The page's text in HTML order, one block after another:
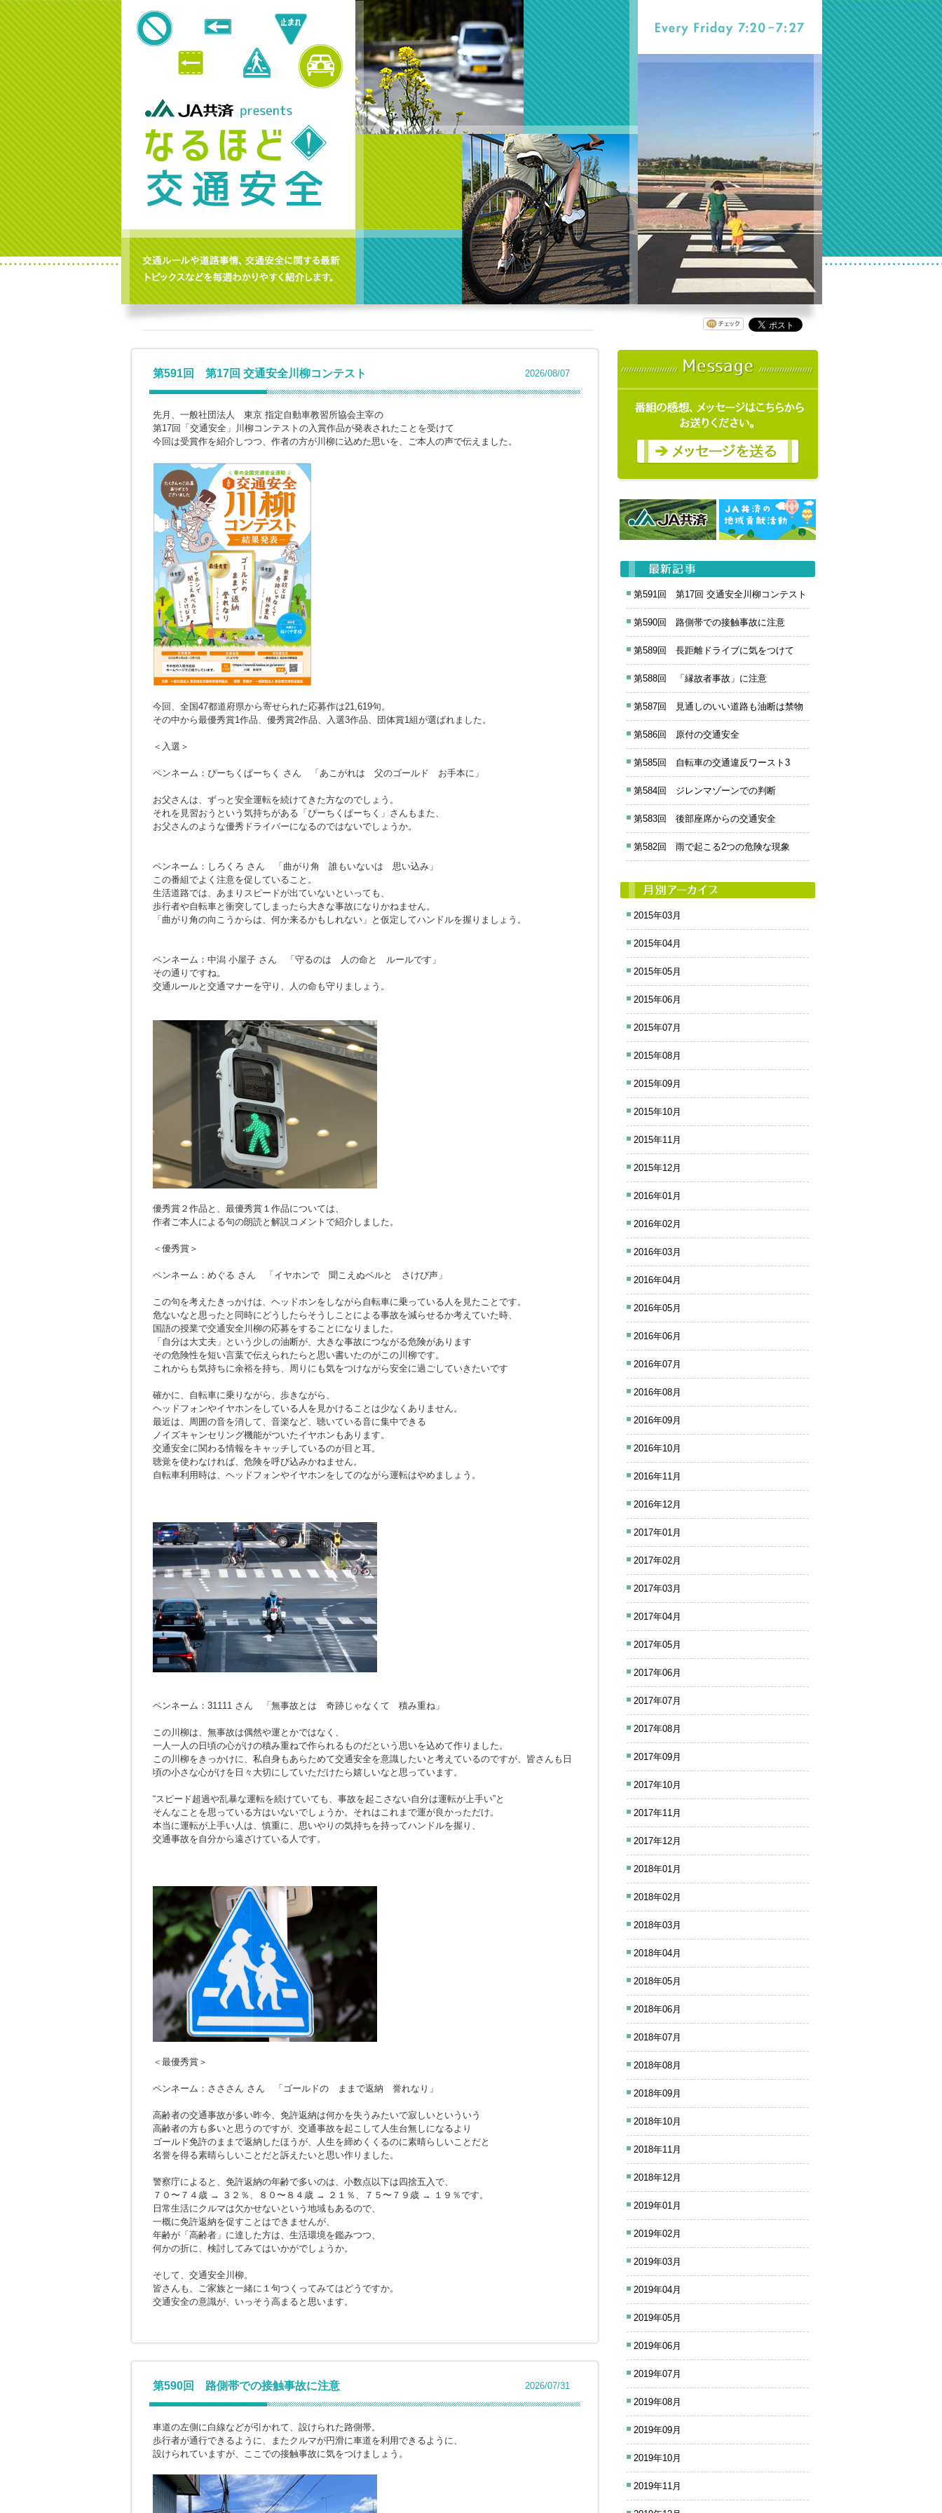
第591回 第17回 交通安全川柳コンテスト 2026/08/07
先月、一般社団法人 東京 指定自動車教習所協会主宰の
第17回「交通安全」川柳コンテストの入賞作品が発表されたことを受けて
今回は受賞作を紹介しつつ、作者の方が川柳に込めた思いを、ご本人の声で伝えました。
今回、全国47都道府県から寄せられた応募作は21,619句。
その中から最優秀賞1作品、優秀賞2作品、入選3作品、団体賞1組が選ばれました。
＜入選＞
ペンネーム：ぴーちくぱーちく さん 「あこがれは 父のゴールド お手本に」
お父さんは、ずっと安全運転を続けてきた方なのでしょう。
それを見習おうという気持ちがある「ぴーちくぱーちく」さんもまた、
お父さんのような優秀ドライバーになるのではないでしょうか。
ペンネーム：しろくろ さん
「曲がり角 誰もいないは 思い込み」
この番組でよく注意を促していること。
生活道路では、あまりスピードが出ていないといっても、
歩行者や自転車と衝突してしまったら大きな事故になりかねません。
「曲がり角の向こうからは、何か来るかもしれない」と仮定してハンドルを握りましょう。
ペンネーム：中潟 小屋子 さん 「 守るのは 人の命と ルールです」
その通りですね。
交通ルールと交通マナーを守り、人の命も守りましょう。
優秀賞２作品と、最優秀賞１作品については、
作者ご本人による句の朗読と解説コメントで紹介しました。
＜優秀賞＞
ペンネーム：めぐる さん 「イヤホンで 聞こえぬベルと さけび声」
この句を考えたきっかけは、ヘッドホンをしながら自転車に乗っている人を見たことです。
危ないなと思ったと同時にどうしたらそうしことによる事故を減らせるか考えていた時、
国語の授業で交通安全川柳の応募をすることになりました。
「自分は大丈夫」という少しの油断が、大きな事故につながる危険があります
その危険性を短い言葉で伝えられたらと思い書いたのがこの川柳です。
これからも気持ちに余裕を持ち、周りにも気をつけながら安全に過ごしていきたいです
確かに、自転車に乗りながら、歩きながら、
ヘッドフォンやイヤホンをしている人を見かけることは少なくありません。
最近は、周囲の音を消して、音楽など、聴いている音に集中できる
ノイズキャンセリング機能がついたイヤホンもあります。
交通安全に関わる情報をキャッチしているのが目と耳。
聴覚を使わなければ、危険を呼び込みかねません。
自転車利用時は、ヘッドフォンやイヤホンをしてのながら運転はやめましょう。
ペンネーム：31111 さん 「無事故とは 奇跡じゃなくて 積み重ね」
この川柳は、無事故は偶然や運とかではなく、
一人一人の日頃の心がけの積み重ねで作られるものだという思いを込めて作りました。
この川柳をきっかけに、私自身もあらためて交通安全を意識したいと考えているのですが、皆さんも日
頃の小さな心がけを日々大切にしていただけたら嬉しいなと思っています。
“スピード超過や乱暴な運転を続けていても、事故を起こさない自分は運転が上手い”と
そんなことを思っている方はいないでしょうか。それはこれまで運が良かっただけ。
本当に運転が上手い人は、慎重に、思いやりの気持ちを持ってハンドルを握り、
交通事故を自分から遠ざけている人です。
＜最優秀賞＞
ペンネーム：さささん さん 「ゴールドの ままで返納 誉れなり」
高齢者の交通事故が多い昨今、免許返納は何かを失うみたいで寂しいといういう
高齢者の方も多いと思うのですが、交通事故を起こして人生台無しになるより
ゴールド免許のままで返納したほうが、人生を締めくくるのに素晴らしいことだと
名誉を得る素晴らしいことだと訴えたいと思い作りました。
警察庁によると、免許返納の年齢で多いのは、小数点以下は四捨五入で、
７０〜７４歳 → ３２％、８０〜８４歳 → ２１％、７５〜７９歳 → １９％です。
日常生活にクルマは欠かせないという地域もあるので、
一概に免許返納を促すことはできませんが、
年齢が「高齢者」に達した方は、生活環境を鑑みつつ、
何かの折に、検討してみてはいかがでしょうか。
そして、交通安全川柳。
皆さんも、ご家族と一緒に１句つくってみてはどうですか。
交通安全の意識が、いっそう高まると思います。
第590回 路側帯での接触事故に注意 2026/07/31
車道の左側に白線などが引かれて、設けられた路側帯。
歩行者が通行できるように、またクルマが円滑に車道を利用できるように、
設けられていますが、ここでの接触事故に気をつけましょう。
第591回 第17回 交通安全川柳コンテスト
第590回 路側帯での接触事故に注意
第589回 長距離ドライブに気をつけて
第588回 「縁故者事故」に注意
第587回 見通しのいい道路も油断は禁物
第586回 原付の交通安全
第585回 自転車の交通違反ワースト3
第584回 ジレンマゾーンでの判断
第583回 後部座席からの交通安全
第582回 雨で起こる2つの危険な現象
2015年03月
2015年04月
2015年05月
2015年06月
2015年07月
2015年08月
2015年09月
2015年10月
2015年11月
2015年12月
2016年01月
2016年02月
2016年03月
2016年04月
2016年05月
2016年06月
2016年07月
2016年08月
2016年09月
2016年10月
2016年11月
2016年12月
2017年01月
2017年02月
2017年03月
2017年04月
2017年05月
2017年06月
2017年07月
2017年08月
2017年09月
2017年10月
2017年11月
2017年12月
2018年01月
2018年02月
2018年03月
2018年04月
2018年05月
2018年06月
2018年07月
2018年08月
2018年09月
2018年10月
2018年11月
2018年12月
2019年01月
2019年02月
2019年03月
2019年04月
2019年05月
2019年06月
2019年07月
2019年08月
2019年09月
2019年10月
2019年11月